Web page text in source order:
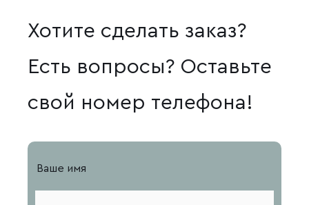
Хотите сделать заказ?
Есть вопросы? Оставьте
свой номер телефона!
Ваше имя